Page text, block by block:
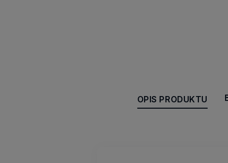
OPIS PRODUKTU